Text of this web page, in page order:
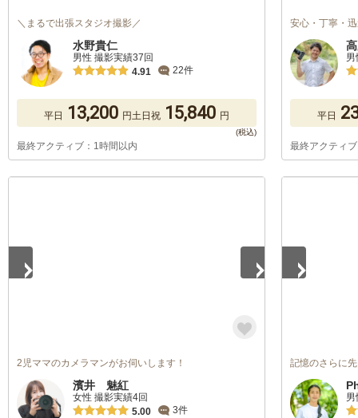
＼まるで出張スタジオ撮影／
水野貴仁
男性 撮影実績37回
4.91
22件
平日 13,200 円土日祝 15,840 円
最終アクティブ：1時間以内
安心・丁寧・
平日
最終アクティ
2児ママのカメラマンがお伺いします！
濱井 魅紅
女性 撮影実績4回
5.00
3件
記憶のさらに